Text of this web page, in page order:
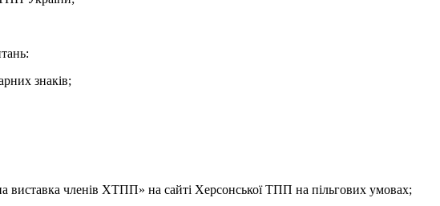
знаків;
виставка членів ХТПП» на сайті Херсонської ТПП на пільгових умовах;